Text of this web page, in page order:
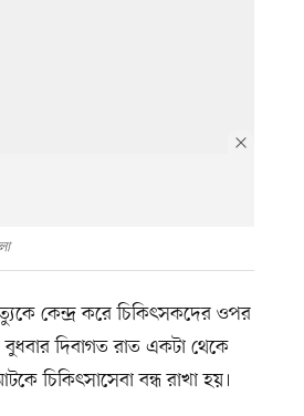
কেন্দ্র করে চিকিৎসকদের ওপর
দিবাগত রাত একটা থেকে
চিকিৎসাসেবা বন্ধ রাখা হয়।